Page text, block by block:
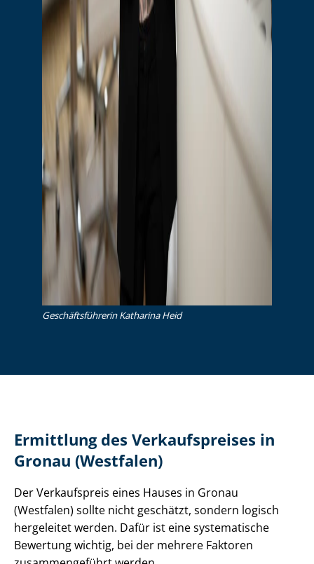
Ge­schäfts­füh­re­rin Katharina Heid
Ermittlung des Verkaufspreises in
Gronau (Westfalen)
Der Verkaufspreis eines Hauses in Gronau
(Westfalen) sollte nicht geschätzt, sondern logisch
hergeleitet werden. Dafür ist eine systematische
Bewertung wichtig, bei der mehrere Faktoren